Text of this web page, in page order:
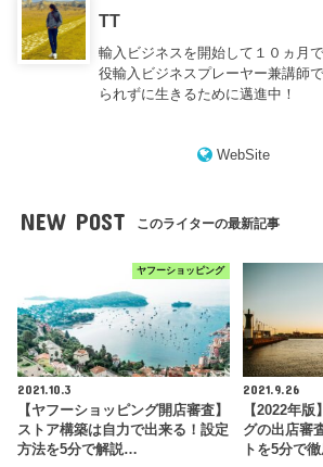
TT
輸入ビジネスを開始して１０ヵ月
役輸入ビジネスプレーヤー兼講師
られずに生きるために邁進中！
WebSite
NEW POST このライターの最新記事
ヤフーショッピング
2021.10.3
【ヤフーショッピング開店審査】
ストア構築は自力で出来る！設定
方法を5分で解説…
2021.9.26
【2022年
グの出店審
トを5分で